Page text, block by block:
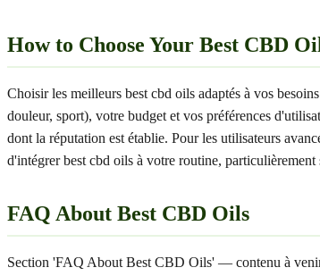
How to Choose Your Best CBD
Choisir les meilleurs best cbd oils adaptés à vos
douleur, sport), votre budget et vos préférences
dont la réputation est établie. Pour les utilisateurs
d'intégrer best cbd oils à votre routine,
FAQ About Best CBD Oils
Section 'FAQ About Best CBD Oils' — contenu à